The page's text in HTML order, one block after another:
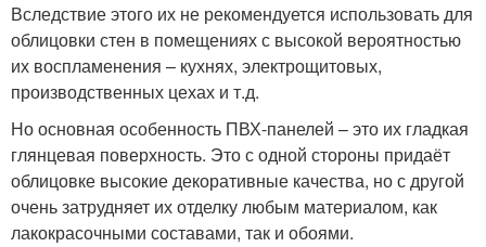
Вследствие этого их не рекомендуется использовать для
облицовки стен в помещениях с высокой вероятностью
их воспламенения – кухнях, электрощитовых,
производственных цехах и т.д.
Но основная особенность ПВХ-панелей – это их гладкая
глянцевая поверхность. Это с одной стороны придаёт
облицовке высокие декоративные качества, но с другой
очень затрудняет их отделку любым материалом, как
лакокрасочными составами, так и обоями.